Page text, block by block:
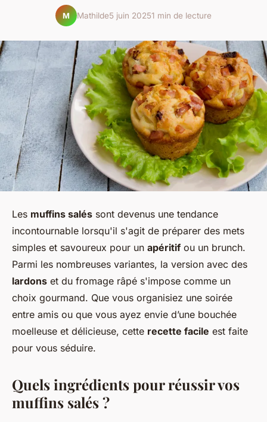
M Mathilde5 juin 20251 min de lecture
Les muffins salés sont devenus une tendance
incontournable lorsqu'il s'agit de préparer des mets
simples et savoureux pour un apéritifou un brunch.
Parmi les nombreuses variantes, la version avec des
lardons et du fromage râpé s'impose comme un
choix gourmand. Que vous organisiez une soirée
entre amis ou que vous ayez envie d’une bouchée
moelleuse et délicieuse, cette recette facile est faite
pour vous séduire.
Quels ingrédients pour réussir vos
muffins salés ?